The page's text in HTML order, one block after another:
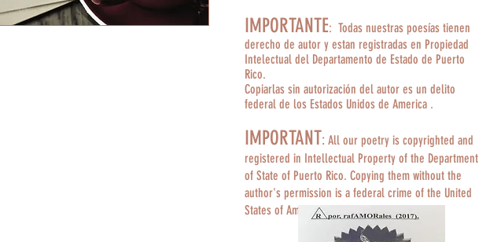
IMPORTANTE: Todas nuestras poesías tienen
derecho de autor y estan registradas en Propiedad
Intelectual del Departamento de Estado de Puerto
Rico.
Copiarlas sin autorización del autor es un delito
federal de los Estados Unidos de America .
IMPORTANT: All our poetry is copyrighted and
registered in Intellectual Property of the Department
of State of Puerto Rico. Copying them without the
author's permission is a federal crime of the United
States of America.